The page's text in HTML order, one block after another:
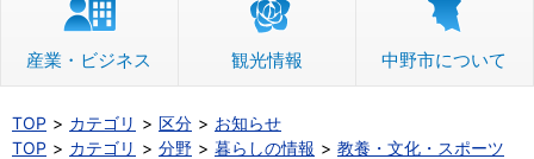
産業・ビジネス 観光情報 中野市について
TOP カテゴリ 区分
お知らせ
TOP
カテゴリ 分野 暮らしの情報
教養・文化・スポーツ